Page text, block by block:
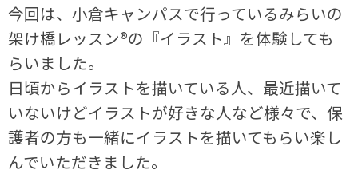
今回は、小倉キャンパスで行っているみらいの
架け橋レッスン®の『イラスト』を体験しても
らいました。
日頃からイラストを描いている人、最近描いて
いないけどイラストが好きな人など様々で、保
護者の方も一緒にイラストを描いてもらい楽し
んでいただきました。